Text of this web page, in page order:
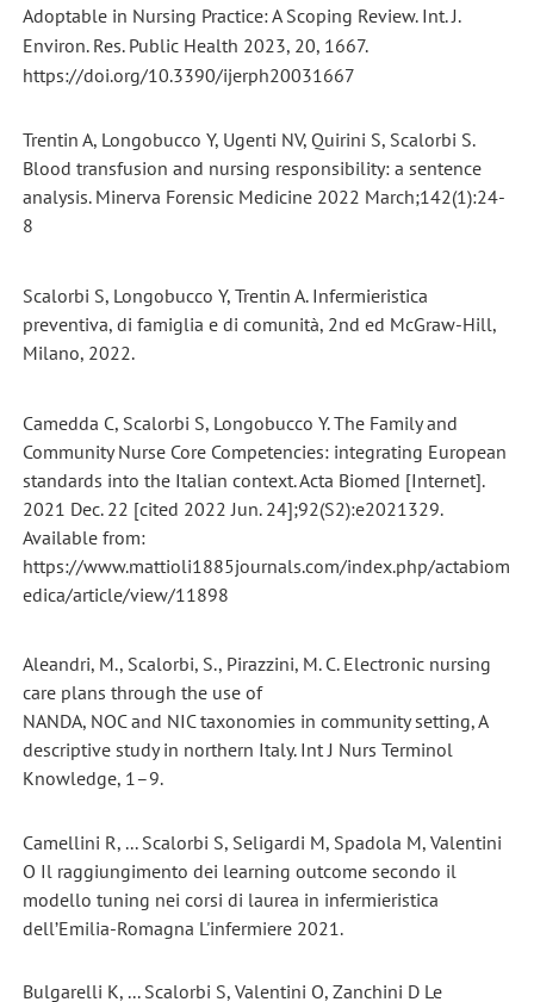
Adoptable in Nursing Practice: A Scoping Review. Int. J.
Environ. Res. Public Health 2023, 20, 1667.
https://doi.org/10.3390/ijerph20031667
Trentin A, Longobucco Y, Ugenti NV, Quirini S, Scalorbi S.
Blood transfusion and nursing responsibility: a sentence
analysis. Minerva Forensic Medicine 2022 March;142(1):24-
8
Scalorbi S, Longobucco Y, Trentin A. Infermieristica
preventiva, di famiglia e di comunità, 2nd ed McGraw-Hill,
Milano, 2022.
Camedda C, Scalorbi S, Longobucco Y. The Family and
Community Nurse Core Competencies: integrating European
standards into the Italian context. Acta Biomed [Internet].
2021 Dec. 22 [cited 2022 Jun. 24];92(S2):e2021329.
Available from:
https://www.mattioli1885journals.com/index.php/actabiom
edica/article/view/11898
Aleandri, M., Scalorbi, S., Pirazzini, M. C. Electronic nursing
care plans through the use of
NANDA, NOC and NIC taxonomies in community setting, A
descriptive study in northern Italy. Int J Nurs Terminol
Knowledge, 1–9.
Camellini R, ... Scalorbi S, Seligardi M, Spadola M, Valentini
O Il raggiungimento dei learning outcome secondo il
modello tuning nei corsi di laurea in infermieristica
dell’Emilia-Romagna L'infermiere 2021.
Bulgarelli K, ... Scalorbi S, Valentini O, Zanchini D Le